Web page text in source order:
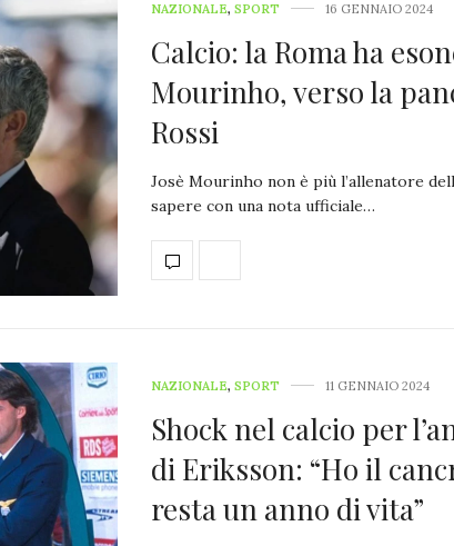
NAZIONALE, SPORT 16 GENNAIO 2024
Calcio: la Roma ha
Mourinho, verso la
Rossi
Josè Mourinho non è più l’allenatore
sapere con una nota ufficiale…
NAZIONALE, SPORT 11 GENNAIO 2024
Shock nel calcio per
di Eriksson: “Ho il
resta un anno di vita”